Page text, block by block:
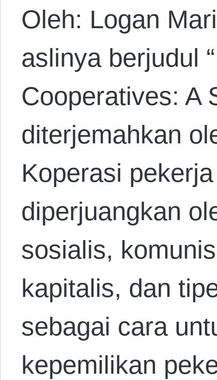
Oleh: Logan
aslinya berjudul
Cooperatives: A
diterjemahkan
Koperasi
diperjuangkan
sosialis,
kapitalis, dan
sebagai cara
kepemilikan